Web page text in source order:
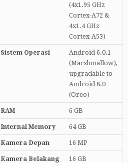
(4x1.95 GHz
Cortex-A72 &
4x1.4 GHz
Cortex-A53)
Sistem Operasi
Android 6.0.1
(Marshmallow),
upgradable to
Android 8.0
(Oreo)
RAM 6 GB
Internal Memory 64 GB
Kamera Depan 16 MP
Kamera Belakang 16 GB